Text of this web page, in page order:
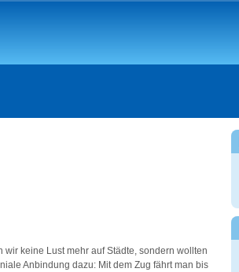
wir keine Lust mehr auf Städte, sondern wollten
Anbindung dazu: Mit dem Zug fährt man bis